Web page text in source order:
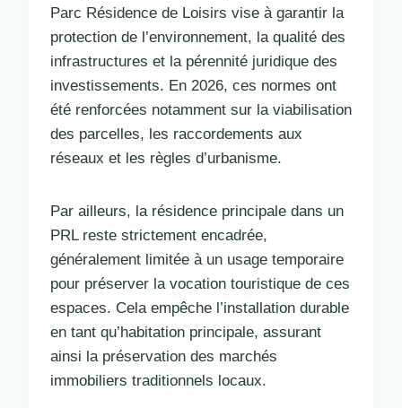
Parc Résidence de Loisirs vise à garantir la
protection de l’environnement, la qualité des
infrastructures et la pérennité juridique des
investissements. En 2026, ces normes ont
été renforcées notamment sur la viabilisation
des parcelles, les raccordements aux
réseaux et les règles d’urbanisme.
Par ailleurs, la résidence principale dans un
PRL reste strictement encadrée,
généralement limitée à un usage temporaire
pour préserver la vocation touristique de ces
espaces. Cela empêche l’installation durable
en tant qu’habitation principale, assurant
ainsi la préservation des marchés
immobiliers traditionnels locaux.